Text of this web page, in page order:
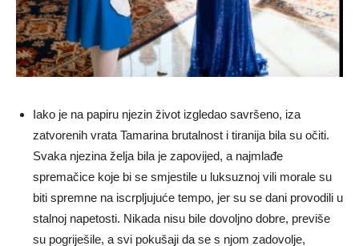
Iako je na papiru njezin život izgledao savršeno, iza
zatvorenih vrata Tamarina brutalnost i tiranija bila su očiti.
Svaka njezina želja bila je zapovijed, a najmlađe
spremačice koje bi se smjestile u luksuznoj vili morale su
biti spremne na iscrpljujuće tempo, jer su se dani provodili u
stalnoj napetosti. Nikada nisu bile dovoljno dobre, previše
su pogriješile, a svi pokušaji da se s njom zadovolje,